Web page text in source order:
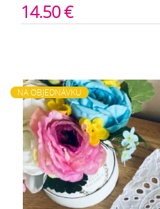
14.50 €
NA OBJEDNÁVKU